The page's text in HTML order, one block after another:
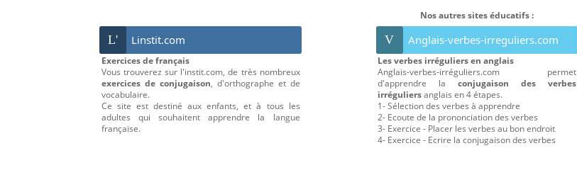
Nos autres sites éducatifs :
L' Linstit.com
Exercices de français
Vous trouverez sur l'instit.com, de très nombreux
exercices de conjugaison, d'orthographe et de
vocabulaire.
Ce site est destiné aux enfants, et à tous les
adultes qui souhaitent apprendre la langue
française.
V Anglais-verbes-irreguliers.com
Les verbes irréguliers en anglais
Anglais-verbes-irréguliers.com permet
d'apprendre la conjugaison des verbes
irréguliersanglais en 4 étapes.
1- Sélection des verbes à apprendre
2- Ecoute de la prononciation des verbes
3- Exercice - Placer les verbes au bon endroit
4- Exercice - Ecrire la conjugaison des verbes